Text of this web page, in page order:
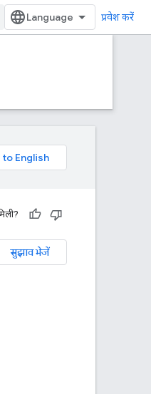
प्रवेश करें
सुझाव भेजें